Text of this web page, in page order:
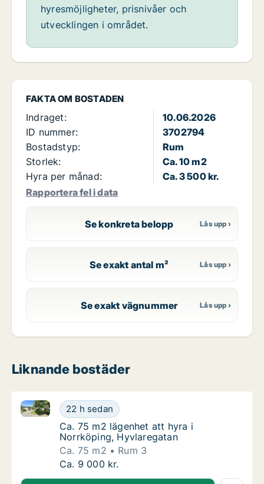
FAKTA OM BOSTADEN
Indraget:
10.06.2026
ID nummer:
3702794
Bostadstyp:
Rum
Storlek:
Ca. 10 m2
Hyra per månad:
Ca. 3 500 kr.
Rapportera fel i data
Se konkreta belopp
Se exakt antal m²
Se exakt vägnummer
hyresmöjligheter, prisnivåer och
utvecklingen i området.
Liknande bostäder
Ca. 75 m2 lägenhet att hyra i Norrköping,
22 h sedan
Ca. 75 m2 lägenhet att hyra i Norrköping,
Ca. 75 m2 lägenhet att hyra i Norrköping,
Ca. 75 m2 lägenhet att hyra i
Norrköping, Hyvlaregatan
Ca. 75 m2
Rum 3
Ca. 75 m2 lägenhet att hyra i Norrköping,
Ca. 9 000 kr.